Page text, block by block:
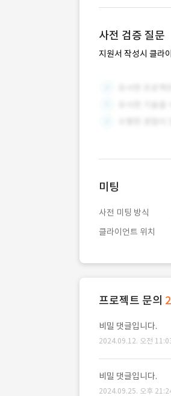
사전 검증 질문
지원서 작성시 클라
미팅
사전 미팅 방식
클라이언트 위치
프로젝트 문의 2
비밀 댓글입니다.
2024.09.12. 오전
비밀 댓글입니다.
2024.09.25. 오후